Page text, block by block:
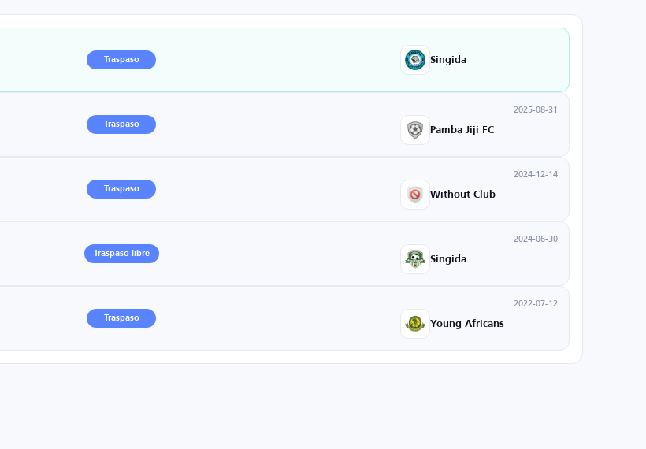
Traspaso Singida
Traspaso
2025-08-31
Pamba Jiji FC
Traspaso
2024-12-14
Without Club
Traspaso libre
2024-06-30
Singida
Traspaso
2022-07-12
Young Africans